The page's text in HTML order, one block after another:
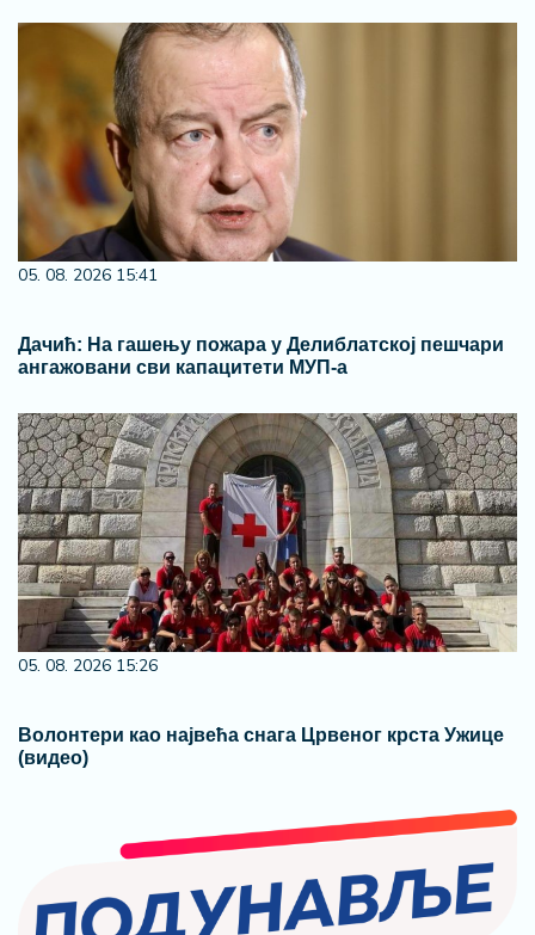
05. 08. 2026 15:41
Дачић: На гашењу пожара у Делиблатској пешчари
ангажовани сви капацитети МУП-а
05. 08. 2026 15:26
Волонтери као највећа снага Црвеног крста Ужице
(видео)